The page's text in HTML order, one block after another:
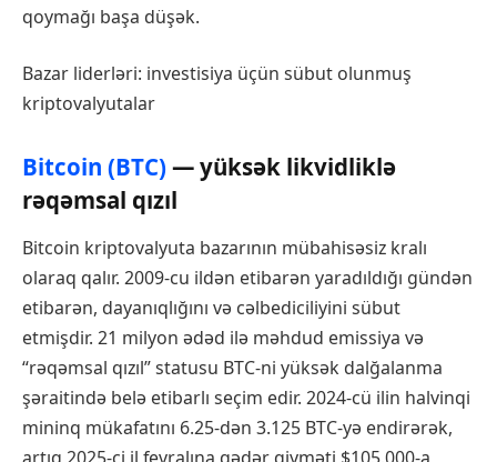
qoymağı başa düşək.
Bazar liderləri: investisiya üçün sübut olunmuş
kriptovalyutalar
Bitcoin (BTC)— yüksək likvidliklə
rəqəmsal qızıl
Bitcoin kriptovalyuta bazarının mübahisəsiz kralı
olaraq qalır. 2009-cu ildən etibarən yaradıldığı gündən
etibarən, dayanıqlığını və cəlbediciliyini sübut
etmişdir. 21 milyon ədəd ilə məhdud emissiya və
“rəqəmsal qızıl” statusu BTC-ni yüksək dalğalanma
şəraitində belə etibarlı seçim edir. 2024-cü ilin halvinqi
mininq mükafatını 6.25-dən 3.125 BTC-yə endirərək,